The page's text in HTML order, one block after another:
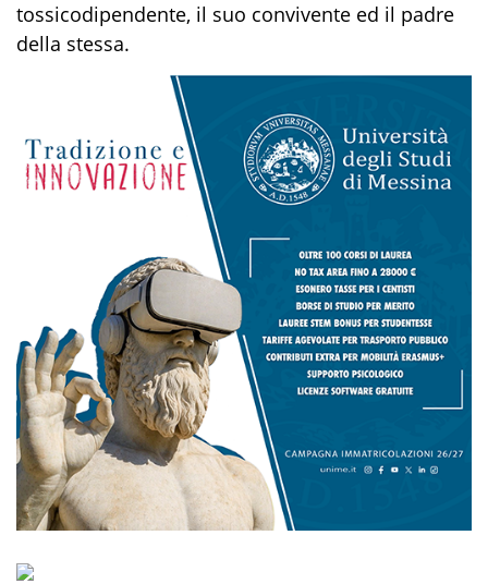
tossicodipendente, il suo convivente ed il padre
della stessa.